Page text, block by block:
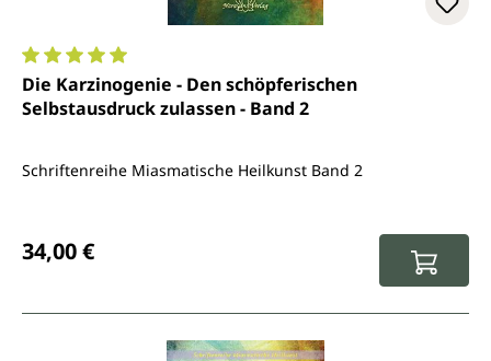
Durchschnittliche Bewertung von 5 von 5 Sternen
Die Karzinogenie - Den schöpferischen
Selbstausdruck zulassen - Band 2
Schriftenreihe Miasmatische Heilkunst Band 2
34,00 €